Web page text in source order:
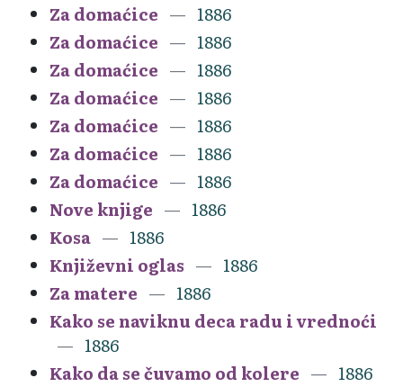
Za domaćice
1886
Za domaćice
1886
Za domaćice
1886
Za domaćice
1886
Za domaćice
1886
Za domaćice
1886
Za domaćice
1886
Nove knjige
1886
Kosa
1886
Književni oglas
1886
Za matere
1886
Kako se naviknu deca radu i vrednoći
1886
Kako da se čuvamo od kolere
1886